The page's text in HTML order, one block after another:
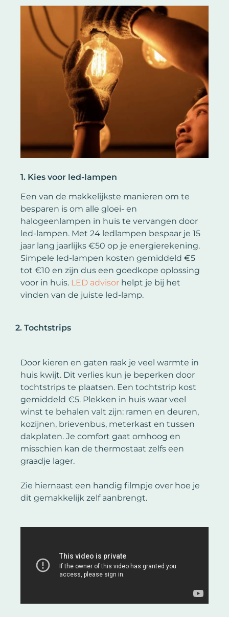
1. Kies voor led-lampen
Een van de makkelijkste manieren om te
besparen is om alle gloei- en
halogeenlampen in huis te vervangen door
led-lampen. Met 24 ledlampen bespaar je 15
jaar lang jaarlijks €50 op je energierekening.
Simpele led-lampen kosten gemiddeld €5
tot €10 en zijn dus een goedkope oplossing
voor in huis. LED advisor helpt je bij het
vinden van de juiste led-lamp.
2. Tochtstrips
Door kieren en gaten raak je veel warmte in
huis kwijt. Dit verlies kun je beperken door
tochtstrips te plaatsen. Een tochtstrip kost
gemiddeld €5. Plekken in huis waar veel
winst te behalen valt zijn: ramen en deuren,
kozijnen, brievenbus, meterkast en tussen
dakplaten. Je comfort gaat omhoog en
misschien kan de thermostaat zelfs een
graadje lager.
Zie hiernaast een handig filmpje over hoe je
dit gemakkelijk zelf aanbrengt.